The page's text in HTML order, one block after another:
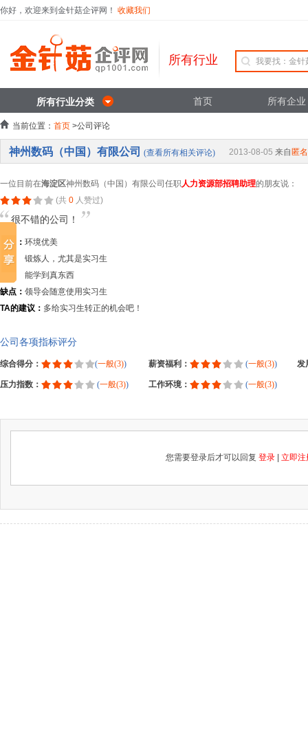
你好，欢迎来到金针菇企评网！ 收藏我们
所有行业
所有行业分类 首页 所有企业
当前位置： 首页 >公司评论
神州数码（中国）有限公司 (查看所有相关评论) 2013-08-05 来自 匿
一位目前在海淀区神州数码（中国）有限公司任职人力资源部招聘助理的朋友说：
(共 0 人赞过)
很不错的公司！
优点： 环境优美
锻炼人，尤其是实习生
能学到真东西
缺点： 领导会随意使用实习生
TA的建议： 多给实习生转正的机会吧！
公司各项指标评分
综合得分： (一般(3)) 薪资福利： (一般(3)) 发
压力指数： (一般(3)) 工作环境： (一般(3))
您需要登录后才可以回复 登录 立即注